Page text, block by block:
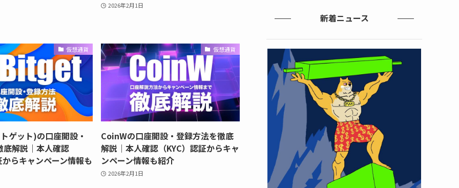
2026年2月1日
仮想通貨
ゲット)の口座開設・
底解説｜本人確認
らキャンペーン情報も
仮想通貨
CoinWの口座開設・登録方法を徹底
解説｜本人確認（KYC）認証からキャ
ンペーン情報も紹介
2026年2月1日
新着ニュース